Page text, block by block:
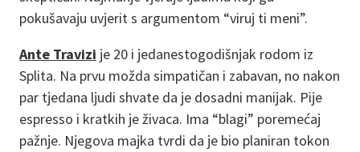
pokušavaju uvjerit s argumentom “viruj ti meni”.
Ante Travizi je 20 i jedanestogodišnjak rodom iz
Splita. Na prvu možda simpatičan i zabavan, no nakon
par tjedana ljudi shvate da je dosadni manijak. Pije
espresso i kratkih je živaca. Ima “blagi” poremećaj
pažnje. Njegova majka tvrdi da je bio planiran tokon